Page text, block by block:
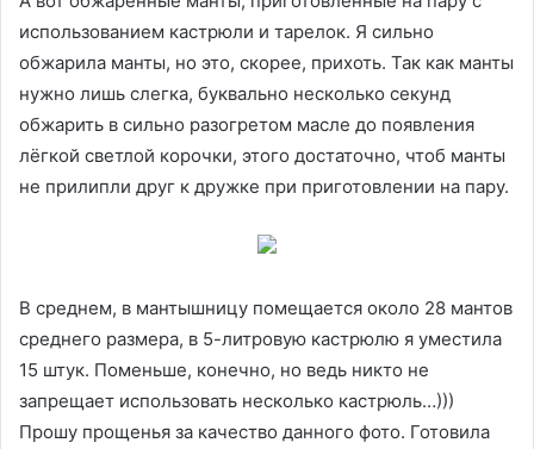
использованием кастрюли и тарелок. Я сильно
обжарила манты, но это, скорее, прихоть. Так как манты
нужно лишь слегка, буквально несколько секунд
обжарить в сильно разогретом масле до появления
лёгкой светлой корочки, этого достаточно, чтоб манты
не прилипли друг к дружке при приготовлении на пару.
В среднем, в мантышницу помещается около 28 мантов
среднего размера, в 5-литровую кастрюлю я уместила
15 штук. Поменьше, конечно, но ведь никто не
запрещает использовать несколько кастрюль…)))
Прошу прощенья за качество данного фото. Готовила